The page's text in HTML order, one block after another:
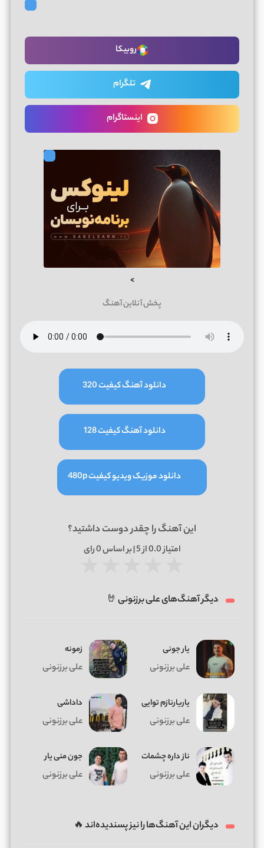
روبیکا
تلگرام
اینستاگرام
>
پخش آنلاین آهنگ
دانلود آهنگ کیفیت 320
دانلود آهنگ کیفیت 128
دانلود موزیک ویدیو کیفیت 480p
این آهنگ را چقدر دوست داشتید؟
امتیاز0.0از 5 | بر اساس 0رای
دیگر آهنگ‌های علی برزنونی 🤘
یار جونی
علی برزنونی
زمونه
علی برزنونی
یاریارنازم توایی
علی برزنونی
داداشی
علی برزنونی
ناز داره چشمات
علی برزنونی
جون منی یار
علی برزنونی
دیگران این آهنگ‌ها را نیز پسندیده‌اند 🔥